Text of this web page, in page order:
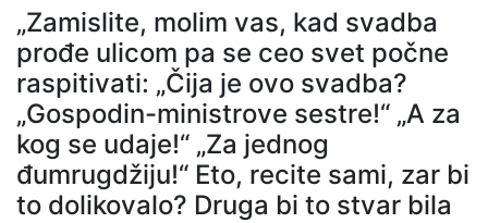
„Zamislite, molim vas, kad svadba
prođe ulicom pa se ceo svet počne
raspitivati: „Čija je ovo svadba?
„Gospodin-ministrove sestre!“ „A za
kog se udaje!“ „Za jednog
đumrugdžiju!“ Eto, recite sami, zar bi
to dolikovalo? Druga bi to stvar bila